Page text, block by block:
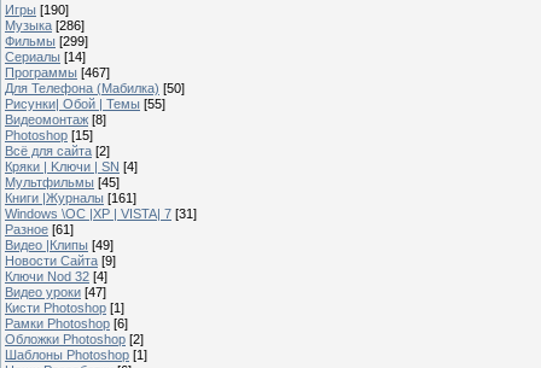
Игры [190]
Музыка [286]
Фильмы [299]
Сериалы [14]
Программы [467]
Для Телефона (Мабилка) [50]
Рисунки| Обой | Темы [55]
Видеомонтаж [8]
Photoshop [15]
Всё для сайта [2]
Кряки | Kлючи | SN [4]
Мультфильмы [45]
Книги |Журналы [161]
Windows \OC |XP | VISTA| 7 [31]
Разное [61]
Видео |Клипы [49]
Новости Сайта [9]
Ключи Nod 32 [4]
Видео уроки [47]
Кисти Photoshop [1]
Рамки Photoshop [6]
Обложки Photoshop [2]
Шаблоны Photoshop [1]